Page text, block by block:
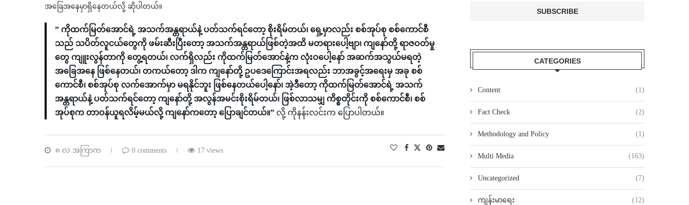
အခြေအနေမှာရှိနေတယ်လို့ ဆိုပါတယ်။
” ကိုထက်မြတ်အောင်ရဲ့ အသက်အန္တရာယ်နဲ့ ပတ်သက်ရင်တော့ စိုးရိမ်တယ်၊ ရှေ့မှာလည်း စစ်အုပ်စု စစ်ကောင်စီ
သည် သပိတ်လူငယ်တွေကို ဖမ်းဆီးပြီးတော့ အသက်အန္တရာယ်ဖြစ်တဲ့အထိ မတရားပေါ့ဗျာ၊ ကျနော်တို့ ရာဇဝတ်မှု
တွေ ကျူးလွန်တာကို တွေ့ရတယ်၊ လက်ရှိလည်း ကိုထက်မြတ်အောင်နဲ့က လုံးဝပေါ့နော် အဆက်အသွယ်မရတဲ့
အခြေအနေ ဖြစ်နေတယ်၊ တကယ်တော့ ဒါက ကျနော်တို့ ဥပဒေကြောင်းအရလည်း ဘာအခွင့်အရေးမှ အခု စစ်
ကောင်စီ၊ စစ်အုပ်စု လက်အောက်မှာ မရနိုင်ဘူး ဖြစ်နေတယ်ပေါ့နော်၊ အဲ့ဒီတော့ ကိုထက်မြတ်အောင်ရဲ့ အသက်
အန္တရာယ်နဲ့ ပတ်သက်ရင်တော့ ကျနော်တို့ အလွန်အမင်းစိုးရိမ်တယ်၊ ဖြစ်လာသမျှ ကိစ္စတိုင်းကို စစ်ကောင်စီ၊ စစ်
အုပ်စုက တာဝန်ယူရလိမ့်မယ်လို့ ကျနော်ကတော့ ပြောချင်တယ်။” လို့ ကိုနန်းလင်းက ပြောပါတယ်။
၈ လ အကြာက 0 comments 17 views
CATEGORIES
Content (1)
Fact Check (2)
Methodology and Policy (1)
Multi Media (163)
Uncategorized (7)
ကျန်းမာရေး (12)